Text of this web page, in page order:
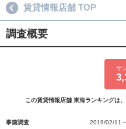
賃貸情報店舗 TOP
調査概要
サ
この賃貸情報店舗 東海ランキングは
事前調査
2019/02/11